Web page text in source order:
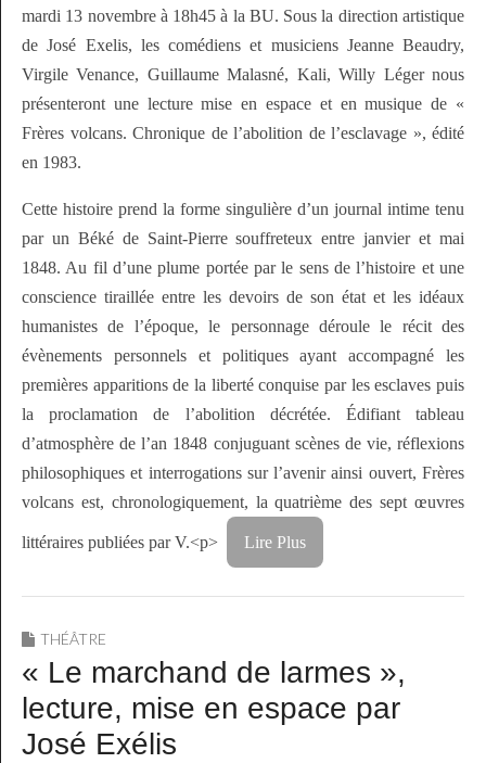
mardi 13 novembre à 18h45 à la BU. Sous la direction artistique
de José Exelis, les comédiens et musiciens Jeanne Beaudry,
Virgile Venance, Guillaume Malasné, Kali, Willy Léger nous
présenteront une lecture mise en espace et en musique de «
Frères volcans. Chronique de l’abolition de l’esclavage », édité
en 1983.
Cette histoire prend la forme singulière d’un journal intime tenu
par un Béké de Saint-Pierre souffreteux entre janvier et mai
1848. Au fil d’une plume portée par le sens de l’histoire et une
conscience tiraillée entre les devoirs de son état et les idéaux
humanistes de l’époque, le personnage déroule le récit des
évènements personnels et politiques ayant accompagné les
premières apparitions de la liberté conquise par les esclaves puis
la proclamation de l’abolition décrétée. Édifiant tableau
d’atmosphère de l’an 1848 conjuguant scènes de vie, réflexions
philosophiques et interrogations sur l’avenir ainsi ouvert, Frères
volcans est, chronologiquement, la quatrième des sept œuvres
littéraires publiées par V.<p> Lire Plus
THÉÂTRE
« Le marchand de larmes »,
lecture, mise en espace par
José Exélis